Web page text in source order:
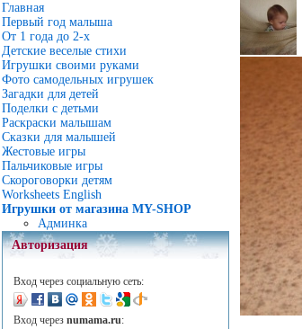
Главная
Первый год малыша
От 1 года до 2-х
Детские веселые стихи
Игрушки своими руками
Фото самодельных игрушек
Загадки для детей
Поделки с детьми
Раскраски малышам
Сказки для малышей
Жестовые игры
Пальчиковые игры
Скороговорки детям
Worksheets English
Игрушки от магазина MY-SHOP
Админка
Авторизация
Вход через социальную сеть:
Вход через numama.ru: